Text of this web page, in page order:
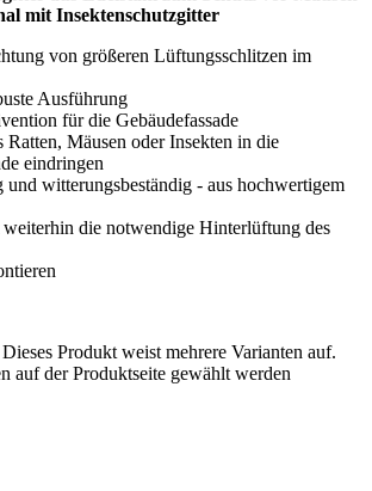
mit Insektenschutzgitter
von größeren Lüftungsschlitzen im
Ausführung
für die Gebäudefassade
Ratten, Mäusen oder Insekten in die
eindringen
und witterungsbeständig - aus hochwertigem
die notwendige Hinterlüftung des
Dieses Produkt weist mehrere Varianten auf.
auf der Produktseite gewählt werden